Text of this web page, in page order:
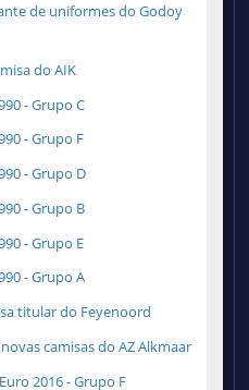
de uniformes do Godoy
do AIK
- Grupo C
- Grupo F
- Grupo D
- Grupo B
- Grupo E
- Grupo A
titular do Feyenoord
camisas do AZ Alkmaar
2016 - Grupo F